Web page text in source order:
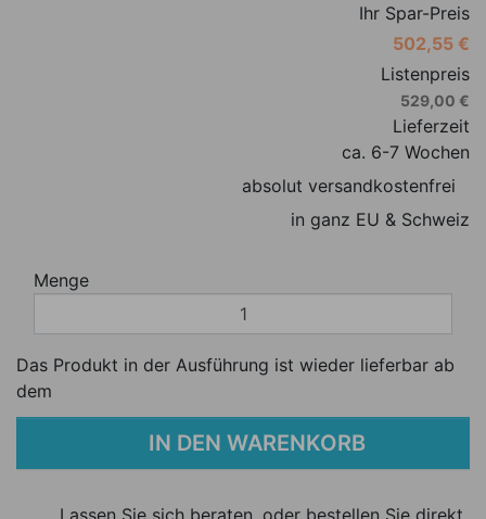
Ihr Spar-Preis
502,55 €
Listenpreis
529,00 €
Lieferzeit
ca. 6-7 Wochen
absolut versandkostenfrei
in ganz EU & Schweiz
Menge
Das Produkt in der Ausführung ist wieder lieferbar ab
dem
IN DEN WARENKORB